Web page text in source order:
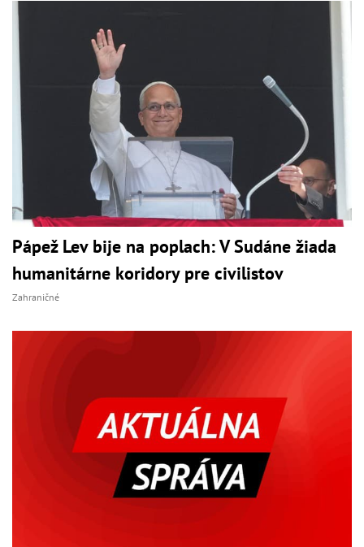
Pápež Lev bije na poplach: V Sudáne žiada
humanitárne koridory pre civilistov
Zahraničné